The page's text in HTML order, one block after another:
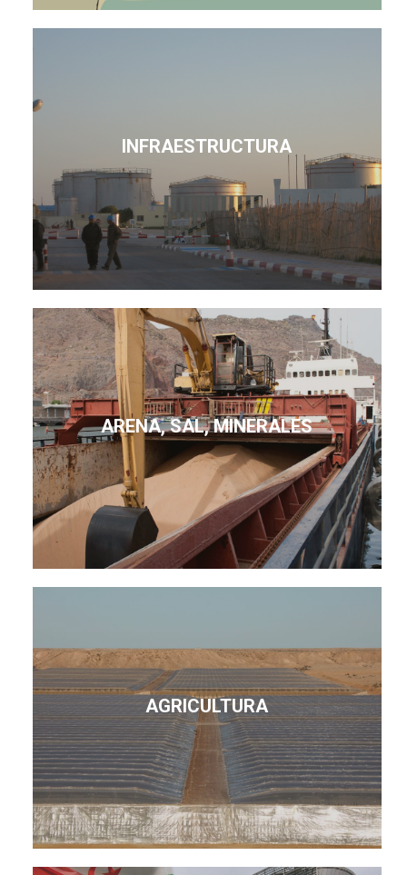
INFRAESTRUCTURA
ARENA, SAL, MINERALES
AGRICULTURA